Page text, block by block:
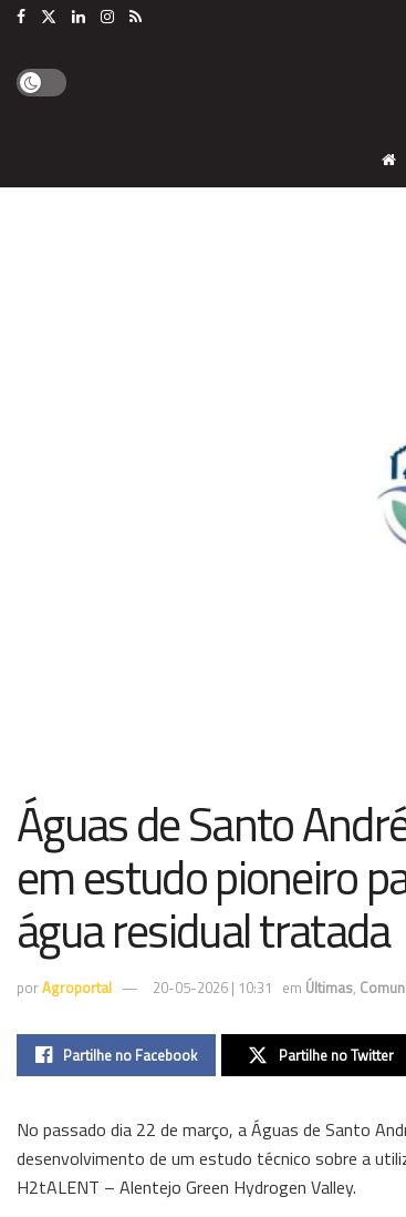
Águas de Santo
em estudo pioneiro
água residual tratada
porAgroportal 20-05-2026 | 10:31 em Últimas,
Partilhe no Facebook Partilhe no Twitter
No passado dia 22 de março, a Águas de Santo
desenvolvimento de um estudo técnico sobre a
H2tALENT – Alentejo Green Hydrogen Valley.